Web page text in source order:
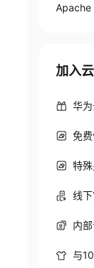
Apache
加入
华
免
特
线
内
与